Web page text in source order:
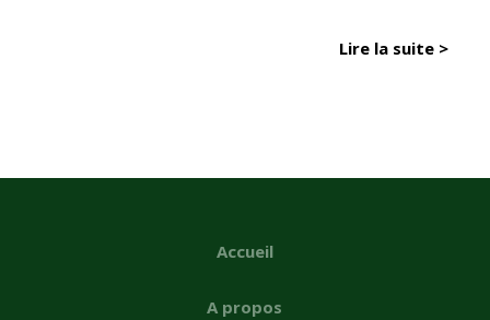
Lire la suite >
Accueil
A propos